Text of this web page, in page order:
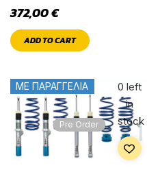
372,00€
ADD TO CART
ΜΕ ΠΑΡΑΓΓΕΛΙΑ
0 left
in
stock
Pre Order